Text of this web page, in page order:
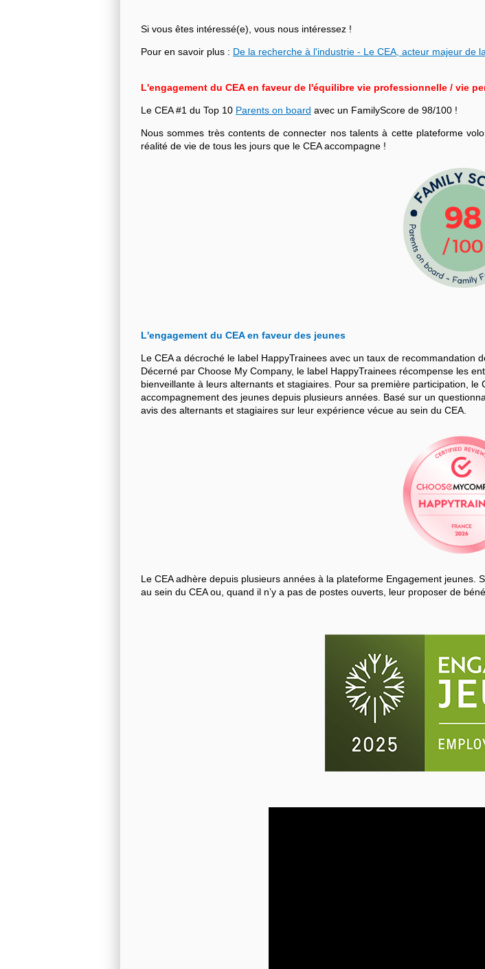
Si vous êtes intéressé(e), vous nous intéressez !
Pour en savoir plus : De la recherche à l'industrie - Le CEA, acteur majeur de
L'engagement du CEA en faveur de l'équilibre vie professionnelle / vie
Le CEA #1 du Top 10 Parents on board avec un FamilyScore de 98/100 !
Nous sommes très contents de connecter nos talents à cette plateforme
réalité de vie de tous les jours que le CEA accompagne !
L'engagement du CEA en faveur des jeunes
Le CEA a décroché le label HappyTrainees avec un taux de recommandation
Décerné par Choose My Company, le label HappyTrainees récompense les
bienveillante à leurs alternants et stagiaires. Pour sa première participation,
accompagnement des jeunes depuis plusieurs années. Basé sur un
avis des alternants et stagiaires sur leur expérience vécue au sein du CEA.
Le CEA adhère depuis plusieurs années à la plateforme Engagement jeunes.
au sein du CEA ou, quand il n’y a pas de postes ouverts, leur proposer de